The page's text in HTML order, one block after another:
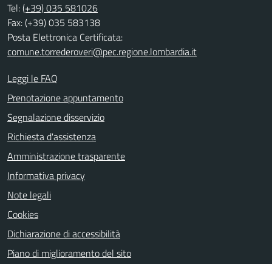
Tel:(+39) 035 581026
Fax: (+39) 035 583138
Posta Elettronica Certificata:
comune.torrederoveri@pec.regione.lombardia.it
Leggi le FAQ
Prenotazione appuntamento
Segnalazione disservizio
Richiesta d'assistenza
Amministrazione trasparente
Informativa privacy
Note legali
Cookies
Dichiarazione di accessibilità
Piano di miglioramento del sito